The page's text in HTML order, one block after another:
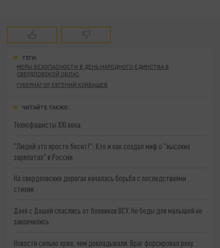
ТЕГИ:
МЕРЫ БЕЗОПАСНОСТИ В ДЕНЬ НАРОДНОГО ЕДИНСТВА В
СВЕРДЛОВСКОЙ ОБЛАС
ГУБЕРНАТОР ЕВГЕНИЙ КУЙВАШЕВ
ЧИТАЙТЕ ТАКЖЕ:
Технофашисты XXI века
"Людей это просто бесит!": Кто и как создал миф о "высоких
зарплатах" в России
На свердловских дорогах началась борьба с последствиями
стихии
Даня с Дашей спаслись от боевиков ВСУ. Но беды для малышей не
закончились
Новости сильно хуже, чем докладывали. Враг форсировал реку.